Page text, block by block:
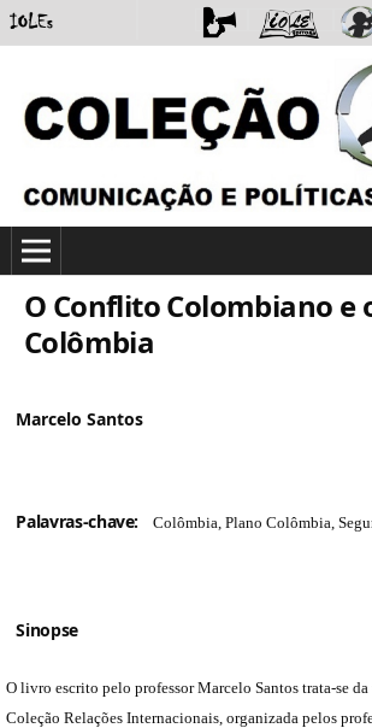
O Conflito Colombiano e
Colômbia
Marcelo Santos
Palavras-chave: Colômbia, Plano Colômbia,
Sinopse
O livro escrito pelo professor Marcelo Santos trata-se
Coleção Relações Internacionais, organizada pelos